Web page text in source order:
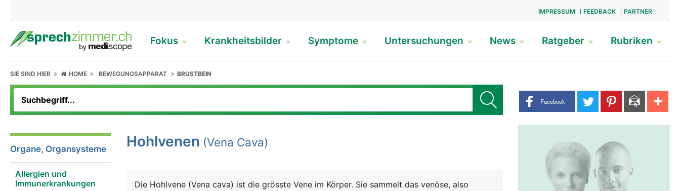
IMPRESSUM FEEDBACK PARTNER
Fokus Krankheitsbilder Symptome Untersuchungen News Ratgeber Rubriken
SIE SIND HIER HOME BEWEGUNGSAPPARAT BRUSTBEIN
Share buttons
Facebook
Organe, Organsysteme
Allergien und
Immunerkrankungen
Hohlvenen (Vena Cava)
Die Hohlvene (Vena cava) ist die grösste Vene im Körper. Sie sammelt das venöse, also